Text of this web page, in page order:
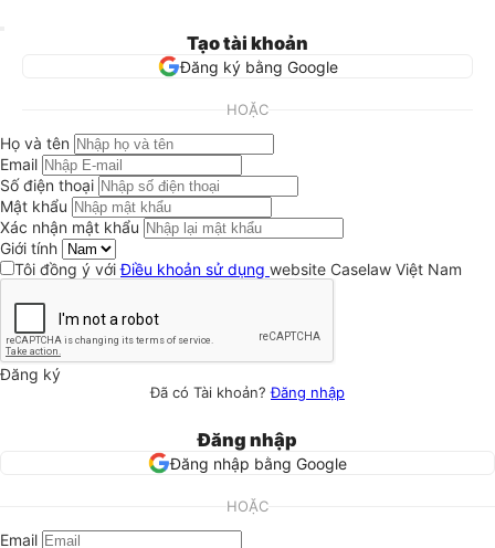
Tạo tài khoản
Đăng ký bằng Google
HOẶC
Họ và tên
Email
Số điện thoại
Mật khẩu
Xác nhận mật khẩu
Giới tính
Tôi đồng ý vớiĐiều khoản sử dụng website Caselaw Việt Nam
Đăng ký
Đã có Tài khoản?Đăng nhập
Đăng nhập
Đăng nhập bằng Google
HOẶC
Email